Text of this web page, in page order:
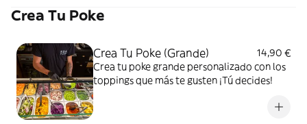
Crea Tu Poke
Crea Tu Poke (Grande)
14,90 €
Crea tu poke grande personalizado con los
toppings que más te gusten ¡Tú decides!